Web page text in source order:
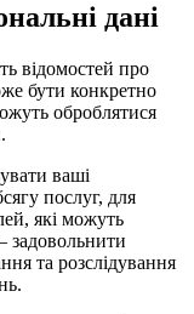
дані
відомостей про
бути конкретно
оброблятися
ваші
послуг, для
які можуть
задовольнити
та розслідування